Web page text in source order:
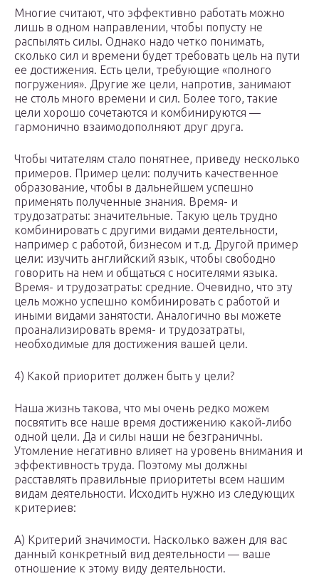
Многие считают, что эффективно работать можно
лишь в одном направлении, чтобы попусту не
распылять силы. Однако надо четко понимать,
сколько сил и времени будет требовать цель на пути
ее достижения. Есть цели, требующие «полного
погружения». Другие же цели, напротив, занимают
не столь много времени и сил. Более того, такие
цели хорошо сочетаются и комбинируются —
гармонично взаимодополняют друг друга.
Чтобы читателям стало понятнее, приведу несколько
примеров. Пример цели: получить качественное
образование, чтобы в дальнейшем успешно
применять полученные знания. Время- и
трудозатраты: значительные. Такую цель трудно
комбинировать с другими видами деятельности,
например с работой, бизнесом и т.д. Другой пример
цели: изучить английский язык, чтобы свободно
говорить на нем и общаться с носителями языка.
Время- и трудозатраты: средние. Очевидно, что эту
цель можно успешно комбинировать с работой и
иными видами занятости. Аналогично вы можете
проанализировать время- и трудозатраты,
необходимые для достижения вашей цели.
4) Какой приоритет должен быть у цели?
Наша жизнь такова, что мы очень редко можем
посвятить все наше время достижению какой-либо
одной цели. Да и силы наши не безграничны.
Утомление негативно влияет на уровень внимания и
эффективность труда. Поэтому мы должны
расставлять правильные приоритеты всем нашим
видам деятельности. Исходить нужно из следующих
критериев:
А) Критерий значимости. Насколько важен для вас
данный конкретный вид деятельности — ваше
отношение к этому виду деятельности.